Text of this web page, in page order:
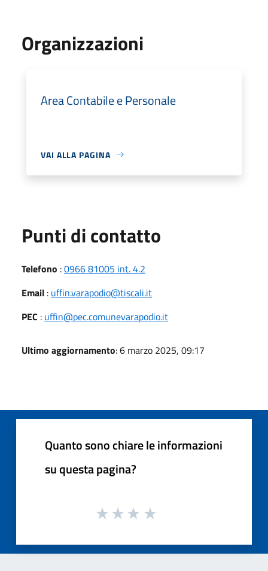
Organizzazioni
Area Contabile e Personale
VAI ALLA PAGINA
Punti di contatto
Telefono :0966 81005 int. 4.2
Email : uffin.varapodio@tiscali.it
PEC : uffin@pec.comunevarapodio.it
Ultimo aggiornamento: 6 marzo 2025, 09:17
Quanto sono chiare le informazioni
su questa pagina?